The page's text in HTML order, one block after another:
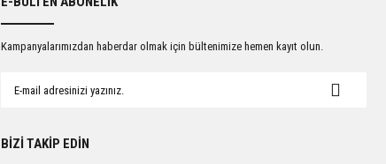
Kampanyalarımızdan haberdar olmak için bültenimize hemen kayıt olun.
BİZİ TAKİP EDİN